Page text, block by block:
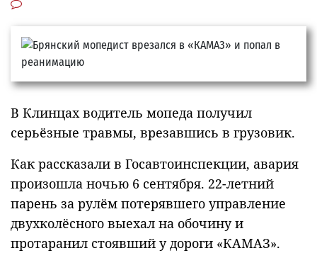
В Клинцах водитель мопеда получил
серьёзные травмы, врезавшись в грузовик.
Как рассказали в Госавтоинспекции, авария
произошла ночью 6 сентября. 22-летний
парень за рулём потерявшего управление
двухколёсного выехал на обочину и
протаранил стоявший у дороги «КАМАЗ».